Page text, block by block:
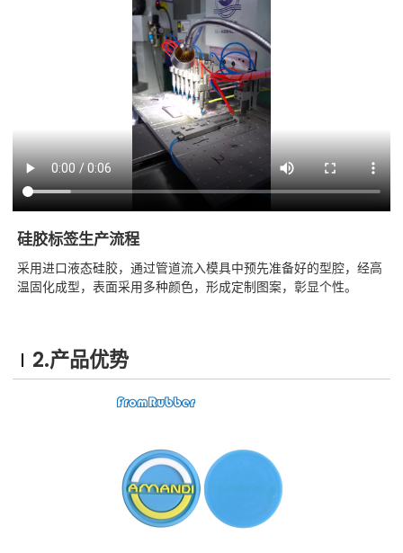
硅胶标签生产流程
采用进口液态硅胶，通过管道流入模具中预先准备好的型腔，经高
温固化成型，表面采用多种颜色，形成定制图案，彰显个性。
2.产品优势